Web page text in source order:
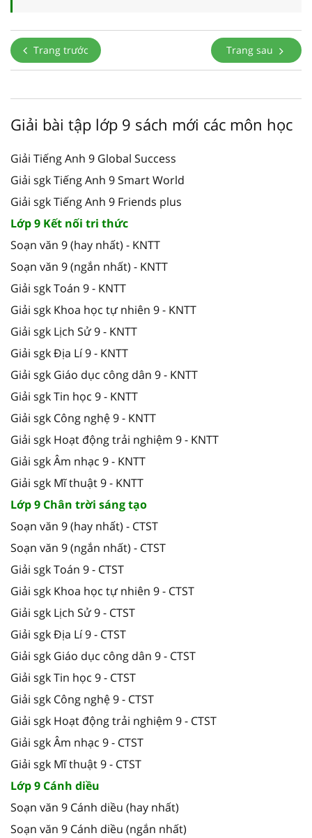
Trang trước Trang sau
Giải bài tập lớp 9 sách mới các môn học
Giải Tiếng Anh 9 Global Success
Giải sgk Tiếng Anh 9 Smart World
Giải sgk Tiếng Anh 9 Friends plus
Lớp 9 Kết nối tri thức
Soạn văn 9 (hay nhất) - KNTT
Soạn văn 9 (ngắn nhất) - KNTT
Giải sgk Toán 9 - KNTT
Giải sgk Khoa học tự nhiên 9 - KNTT
Giải sgk Lịch Sử 9 - KNTT
Giải sgk Địa Lí 9 - KNTT
Giải sgk Giáo dục công dân 9 - KNTT
Giải sgk Tin học 9 - KNTT
Giải sgk Công nghệ 9 - KNTT
Giải sgk Hoạt động trải nghiệm 9 - KNTT
Giải sgk Âm nhạc 9 - KNTT
Giải sgk Mĩ thuật 9 - KNTT
Lớp 9 Chân trời sáng tạo
Soạn văn 9 (hay nhất) - CTST
Soạn văn 9 (ngắn nhất) - CTST
Giải sgk Toán 9 - CTST
Giải sgk Khoa học tự nhiên 9 - CTST
Giải sgk Lịch Sử 9 - CTST
Giải sgk Địa Lí 9 - CTST
Giải sgk Giáo dục công dân 9 - CTST
Giải sgk Tin học 9 - CTST
Giải sgk Công nghệ 9 - CTST
Giải sgk Hoạt động trải nghiệm 9 - CTST
Giải sgk Âm nhạc 9 - CTST
Giải sgk Mĩ thuật 9 - CTST
Lớp 9 Cánh diều
Soạn văn 9 Cánh diều (hay nhất)
Soạn văn 9 Cánh diều (ngắn nhất)